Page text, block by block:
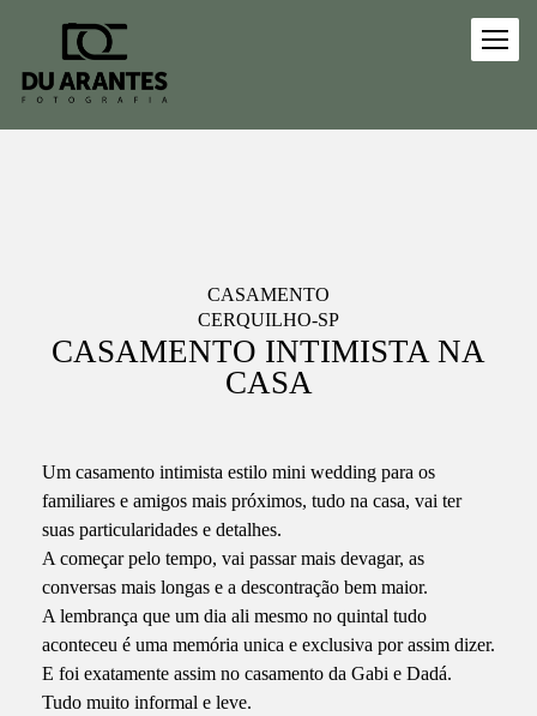
CASAMENTO
CERQUILHO-SP
CASAMENTO INTIMISTA NA
CASA
Um casamento intimista estilo mini wedding para os
familiares e amigos mais próximos, tudo na casa, vai ter
suas particularidades e detalhes.
A começar pelo tempo, vai passar mais devagar, as
conversas mais longas e a descontração bem maior.
A lembrança que um dia ali mesmo no quintal tudo
aconteceu é uma memória unica e exclusiva por assim dizer.
E foi exatamente assim no casamento da Gabi e Dadá.
Tudo muito informal e leve.